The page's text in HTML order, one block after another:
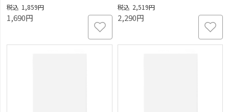
1,859円
1,690円
2,519円
2,290円